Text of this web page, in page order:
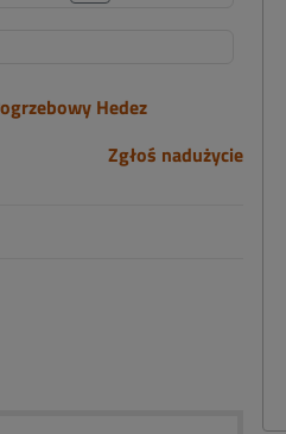
Hedez
Zgłoś nadużycie